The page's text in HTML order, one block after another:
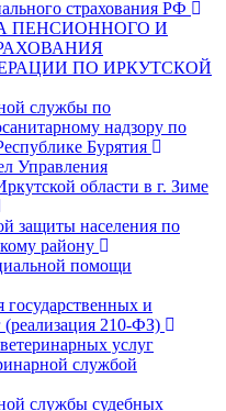
страхования РФ
ПЕНСИОННОГО И
ПО ИРКУТСКОЙ
службы по
надзору по
Бурятия
Управления
области в г. Зиме
защиты населения по
району
помощи
и
210-ФЗ)
услуг
службой
службы судебных